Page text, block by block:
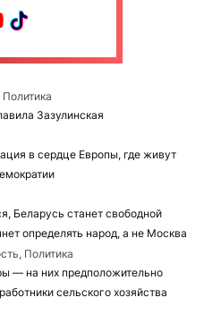
Зазулинская
в сердце Европы, где живут
Беларусь станет свободной
определять народ, а не Москва
Политика
— на них предположительно
сельского хозяйства